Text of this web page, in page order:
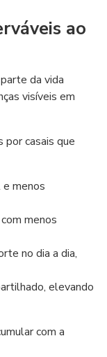
ao
da vida
visíveis em
por casais que
menos
menos
no dia a dia,
elevando
com a